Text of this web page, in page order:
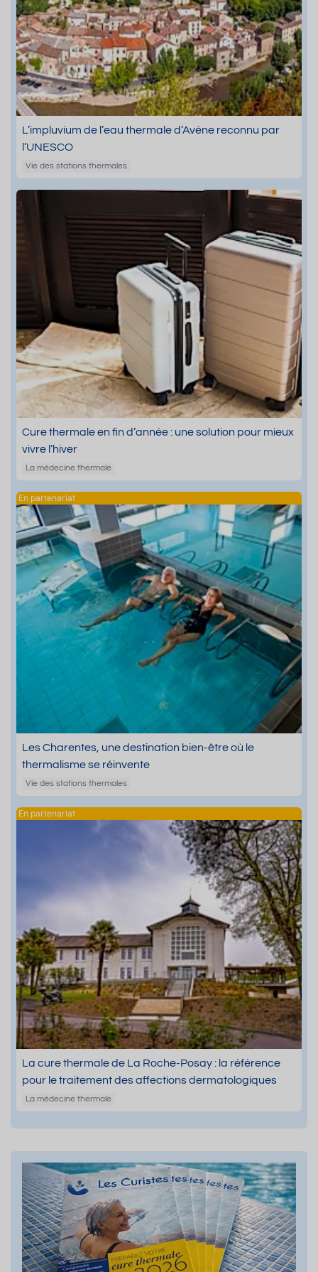
L’impluvium de l’eau thermale d’Avène reconnu par
l’UNESCO
Vie des stations thermales
Cure thermale en fin d’année : une solution pour mieux
vivre l’hiver
La médecine thermale
Les Charentes, une destination bien-être où le
thermalisme se réinvente
Vie des stations thermales
La cure thermale de La Roche-Posay : la référence
pour le traitement des affections dermatologiques
La médecine thermale